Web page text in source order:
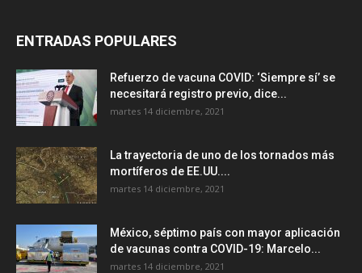
ENTRADAS POPULARES
Refuerzo de vacuna COVID: ‘Siempre sí’ se
necesitará registro previo, dice...
martes 14 diciembre, 2021
La trayectoria de uno de los tornados más
mortíferos de EE.UU....
martes 14 diciembre, 2021
México, séptimo país con mayor aplicación
de vacunas contra COVID-19: Marcelo...
martes 14 diciembre, 2021